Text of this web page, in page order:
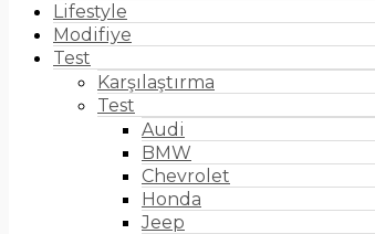
Lifestyle
Modifiye
Test
Karşılaştırma
Test
Audi
BMW
Chevrolet
Honda
Jeep